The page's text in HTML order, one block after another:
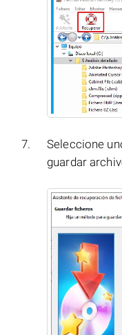
Seleccione
guardar